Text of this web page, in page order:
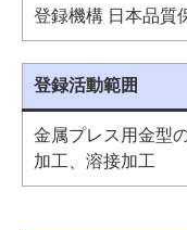
登録機構 日本品質
登録活動範囲
金属プレス用金型
加工、溶接加工